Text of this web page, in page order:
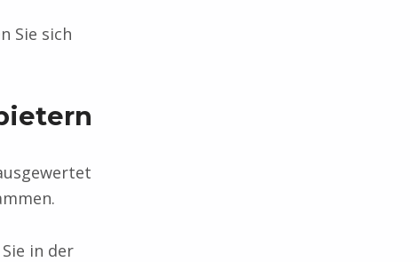
Sie sich
in der